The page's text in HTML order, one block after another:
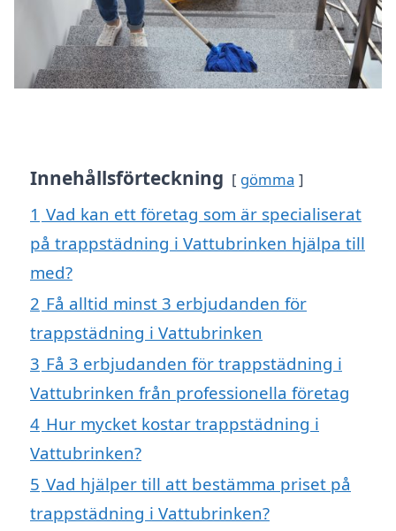
Innehållsförteckning gömma
1 Vad kan ett företag som är specialiserat
på trappstädning i Vattubrinken hjälpa till
med?
2 Få alltid minst 3 erbjudanden för
trappstädning i Vattubrinken
3 Få 3 erbjudanden för trappstädning i
Vattubrinken från professionella företag
4 Hur mycket kostar trappstädning i
Vattubrinken?
5 Vad hjälper till att bestämma priset på
trappstädning i Vattubrinken?